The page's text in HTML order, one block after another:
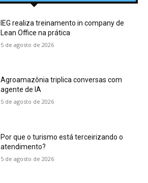
IEG realiza treinamento in company de
Lean Office na prática
5 de agosto de 2026
Agroamazônia triplica conversas com
agente de IA
5 de agosto de 2026
Por que o turismo está terceirizando o
atendimento?
5 de agosto de 2026